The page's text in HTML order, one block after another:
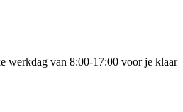
werkdag van 8:00-17:00 voor je klaar